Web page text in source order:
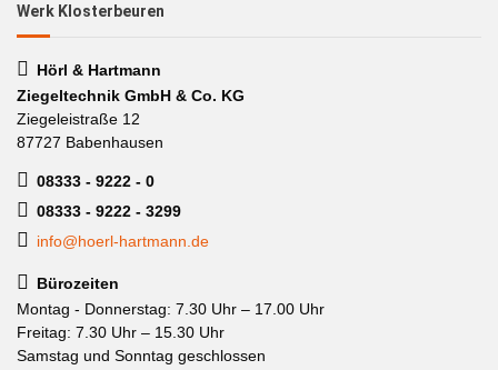
Werk Klosterbeuren
Hörl & Hartmann
Ziegeltechnik GmbH & Co. KG
Ziegeleistraße 12
87727 Babenhausen
08333 - 9222 - 0
08333 - 9222 - 3299
info@hoerl-hartmann.de
Bürozeiten
Montag - Donnerstag: 7.30 Uhr – 17.00 Uhr
Freitag: 7.30 Uhr – 15.30 Uhr
Samstag und Sonntag geschlossen